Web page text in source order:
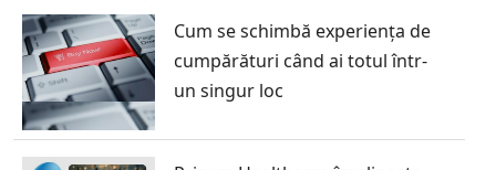
Cum se schimbă experiența de
cumpărături când ai totul într-
un singur loc